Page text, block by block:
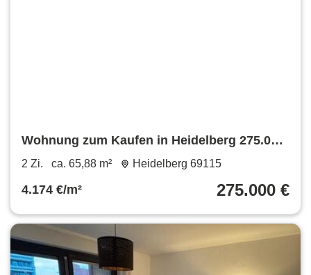
Wohnung zum Kaufen in Heidelberg 275.000
€ 65.88 m²
2 Zi. ca. 65,88 m² Heidelberg 69115
4.174 €/m² 275.000 €